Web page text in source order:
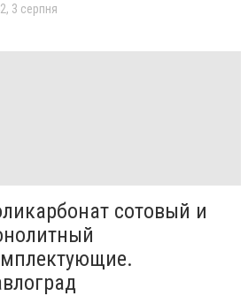
3 серпня
сотовый и